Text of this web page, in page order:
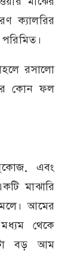
ক্যালরির
রসালো
কোন ফল
এবং
মাঝারি
আমের
থেকে
বড় আম